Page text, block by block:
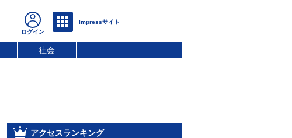
社会
アクセスランキング